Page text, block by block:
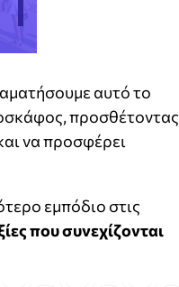
αυτό το
προσθέτοντας
να προσφέρει
εμπόδιο στις
που συνεχίζονται